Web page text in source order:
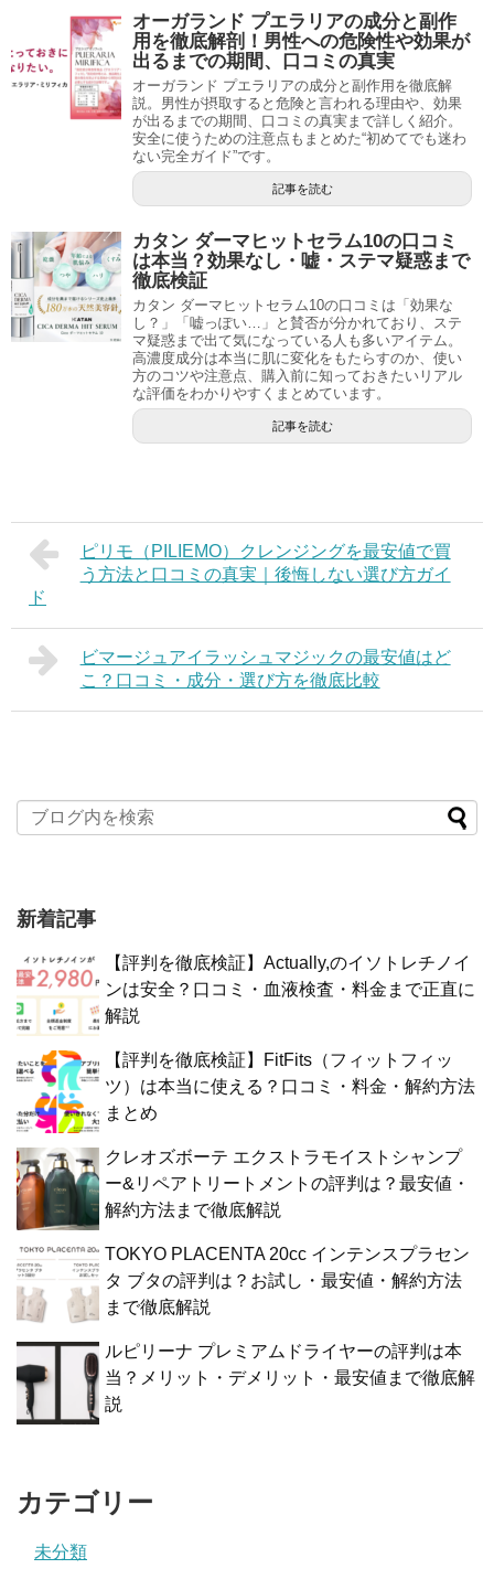
オーガランド プエラリアの成分と副作
用を徹底解剖！男性への危険性や効果が
出るまでの期間、口コミの真実
オーガランド プエラリアの成分と副作用を徹底解
説。男性が摂取すると危険と言われる理由や、効果
が出るまでの期間、口コミの真実まで詳しく紹介。
安全に使うための注意点もまとめた“初めてでも迷わ
ない完全ガイド”です。
記事を読む
カタン ダーマヒットセラム10の口コミ
は本当？効果なし・嘘・ステマ疑惑まで
徹底検証
カタン ダーマヒットセラム10の口コミは「効果な
し？」「嘘っぽい…」と賛否が分かれており、ステ
マ疑惑まで出て気になっている人も多いアイテム。
高濃度成分は本当に肌に変化をもたらすのか、使い
方のコツや注意点、購入前に知っておきたいリアル
な評価をわかりやすくまとめています。
記事を読む
ピリモ（PILIEMO）クレンジングを最安値で買
う方法と口コミの真実｜後悔しない選び方ガイ
ド
ビマージュアイラッシュマジックの最安値はど
こ？口コミ・成分・選び方を徹底比較
新着記事
【評判を徹底検証】Actually,のイソトレチノイ
ンは安全？口コミ・血液検査・料金まで正直に
解説
【評判を徹底検証】FitFits（フィットフィッ
ツ）は本当に使える？口コミ・料金・解約方法
まとめ
クレオズボーテ エクストラモイストシャンプ
ー&リペアトリートメントの評判は？最安値・
解約方法まで徹底解説
TOKYO PLACENTA 20cc インテンスプラセン
タ ブタの評判は？お試し・最安値・解約方法
まで徹底解説
ルピリーナ プレミアムドライヤーの評判は本
当？メリット・デメリット・最安値まで徹底解
説
カテゴリー
未分類